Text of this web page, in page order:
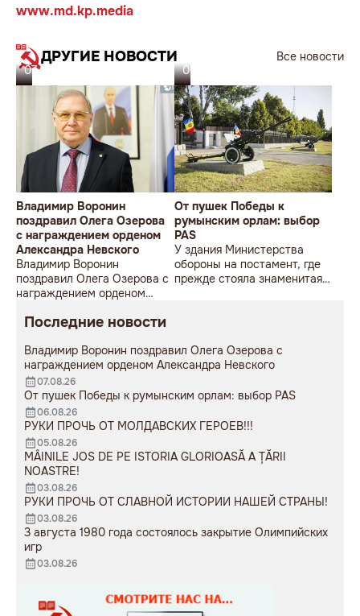
www.md.kp.media
ДРУГИЕ НОВОСТИ
Все новости
07.08.26
Владимир Воронин
поздравил Олега Озерова
с награждением орденом
Александра Невского
Владимир Воронин
поздравил Олега Озерова с
награждением орденом
06.08.26
От пушек Победы к
румынским орлам: выбор
PAS
У здания Министерства
обороны на постамент, где
прежде стояла знаменитая
Последние новости
Владимир Воронин поздравил Олега Озерова с
награждением орденом Александра Невского
07.08.26
От пушек Победы к румынским орлам: выбор PAS
06.08.26
РУКИ ПРОЧЬ ОТ МОЛДАВСКИХ ГЕРОЕВ!!!
05.08.26
MÂINILE JOS DE PE ISTORIA GLORIOASĂ A ȚĂRII
NOASTRE!
03.08.26
РУКИ ПРОЧЬ ОТ СЛАВНОЙ ИСТОРИИ НАШЕЙ СТРАНЫ!
03.08.26
3 августа 1980 года состоялось закрытие Олимпийских
игр
03.08.26